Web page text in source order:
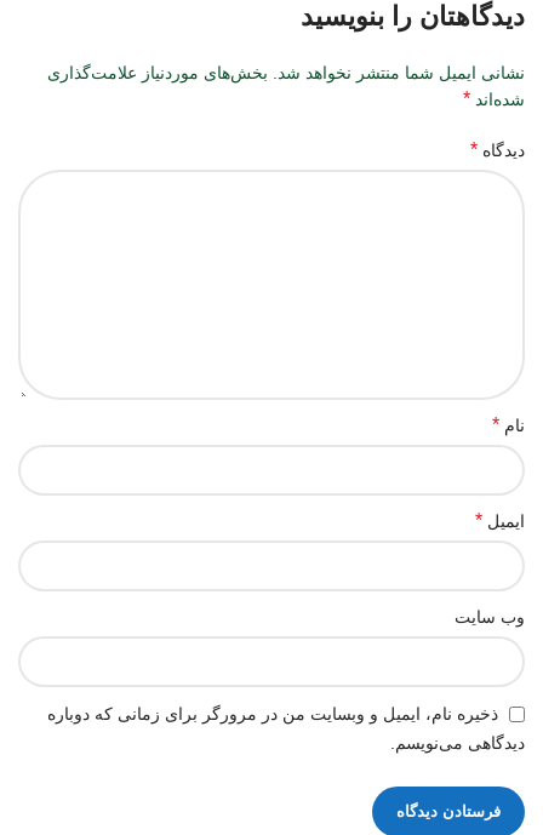
دیدگاهتان را بنویسید
نشانی ایمیل شما منتشر نخواهد شد.
بخش‌های موردنیاز علامت‌گذاری
شده‌اند *
دیدگاه *
نام *
ایمیل *
وب‌ سایت
ذخیره نام، ایمیل و وبسایت من در مرورگر برای زمانی که دوباره
دیدگاهی می‌نویسم.